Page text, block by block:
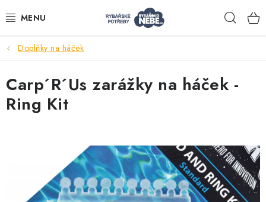
na
Akce
Navijáky
Nástrahy a krmení
Doplňky na háček
Carp´R´Us zarážky na háček -
Ring Kit